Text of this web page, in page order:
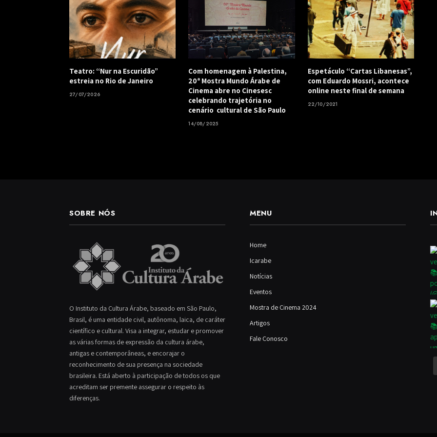
Teatro: “Nur na Escuridão”
estreia no Rio de Janeiro
27/07/2026
Com homenagem à Palestina,
20ª Mostra Mundo Árabe de
Cinema abre no Cinesesc
celebrando trajetória no
cenário cultural de São Paulo
14/08/2025
Espetáculo “Cartas Libanesas”,
com Eduardo Mossri, acontece
online neste final de semana
22/10/2021
SOBRE NÓS
O Instituto da Cultura Árabe, baseado em São Paulo,
Brasil, é uma entidade civil, autônoma, laica, de caráter
científico e cultural. Visa a integrar, estudar e promover
as várias formas de expressão da cultura árabe,
antigas e contemporâneas, e encorajar o
reconhecimento de sua presença na sociedade
brasileira. Está aberto à participação de todos os que
acreditam ser premente assegurar o respeito às
diferenças.
MENU
Home
Icarabe
Notícias
Eventos
Mostra de Cinema 2024
Artigos
Fale Conosco